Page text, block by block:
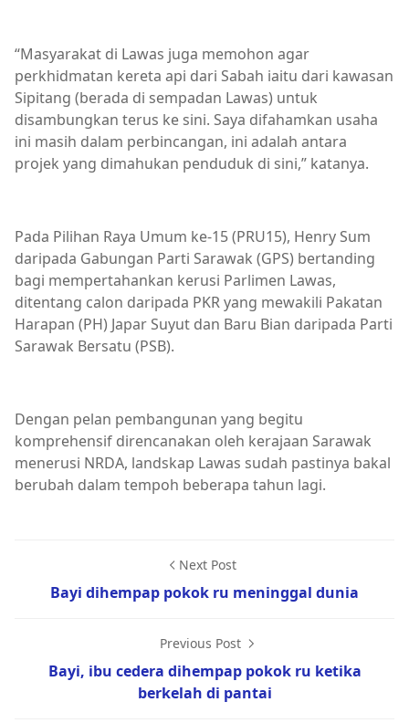
“Masyarakat di Lawas juga memohon agar
perkhidmatan kereta api dari Sabah iaitu dari kawasan
Sipitang (berada di sempadan Lawas) untuk
disambungkan terus ke sini. Saya difahamkan usaha
ini masih dalam perbincangan, ini adalah antara
projek yang dimahukan penduduk di sini,” katanya.
Pada Pilihan Raya Umum ke-15 (PRU15), Henry Sum
daripada Gabungan Parti Sarawak (GPS) bertanding
bagi mempertahankan kerusi Parlimen Lawas,
ditentang calon daripada PKR yang mewakili Pakatan
Harapan (PH) Japar Suyut dan Baru Bian daripada Parti
Sarawak Bersatu (PSB).
Dengan pelan pembangunan yang begitu
komprehensif direncanakan oleh kerajaan Sarawak
menerusi NRDA, landskap Lawas sudah pastinya bakal
berubah dalam tempoh beberapa tahun lagi.
Next Post
Bayi dihempap pokok ru meninggal dunia
Previous Post
Bayi, ibu cedera dihempap pokok ru ketika
berkelah di pantai